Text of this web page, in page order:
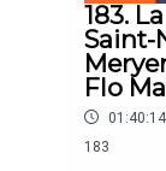
183.
Saint-
Flo
01:40:14
183